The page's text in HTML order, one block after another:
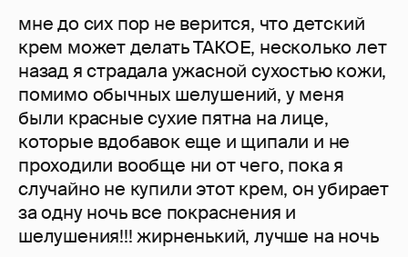
мне до сих пор не верится, что детский
крем может делать ТАКОЕ, несколько лет
назад я страдала ужасной сухостью кожи,
помимо обычных шелушений, у меня
были красные сухие пятна на лице,
которые вдобавок еще и щипали и не
проходили вообще ни от чего, пока я
случайно не купили этот крем, он убирает
за одну ночь все покраснения и
шелушения!!! жирненький, лучше на ночь